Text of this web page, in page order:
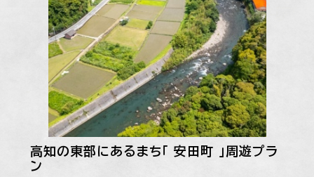
高知の東部にあるまち「 安田町 」周遊プラ
ン